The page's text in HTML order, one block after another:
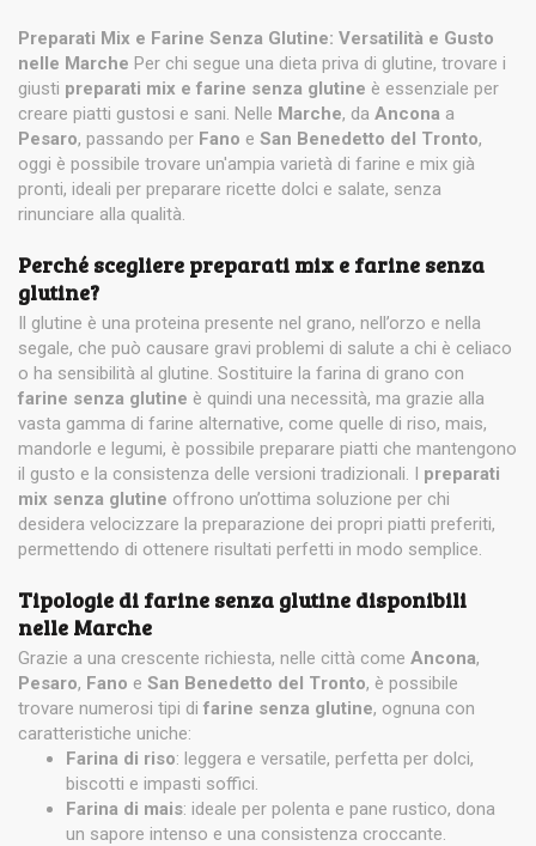
Preparati Mix e Farine Senza Glutine: Versatilità e Gusto
nelle Marche Per chi segue una dieta priva di glutine, trovare i
giusti preparati mix e farine senza glutine è essenziale per
creare piatti gustosi e sani. Nelle Marche, da Ancona a
Pesaro, passando per Fano e San Benedetto del Tronto,
oggi è possibile trovare un'ampia varietà di farine e mix già
pronti, ideali per preparare ricette dolci e salate, senza
rinunciare alla qualità.
Perché scegliere preparati mix e farine senza
glutine?
Il glutine è una proteina presente nel grano, nell’orzo e nella
segale, che può causare gravi problemi di salute a chi è celiaco
o ha sensibilità al glutine. Sostituire la farina di grano con
farine senza glutine è quindi una necessità, ma grazie alla
vasta gamma di farine alternative, come quelle di riso, mais,
mandorle e legumi, è possibile preparare piatti che mantengono
il gusto e la consistenza delle versioni tradizionali. I preparati
mix senza glutine offrono un’ottima soluzione per chi
desidera velocizzare la preparazione dei propri piatti preferiti,
permettendo di ottenere risultati perfetti in modo semplice.
Tipologie di farine senza glutine disponibili
nelle Marche
Grazie a una crescente richiesta, nelle città come Ancona,
Pesaro, Fano e San Benedetto del Tronto, è possibile
trovare numerosi tipi di farine senza glutine, ognuna con
caratteristiche uniche:
Farina di riso: leggera e versatile, perfetta per dolci,
biscotti e impasti soffici.
Farina di mais: ideale per polenta e pane rustico, dona
un sapore intenso e una consistenza croccante.